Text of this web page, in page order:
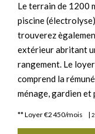
Le terrain de 1200
piscine
trouverez
extérieur abritant
rangement. Le
comprend la
ménage, gardien et
**Loyer €2 450/mois |